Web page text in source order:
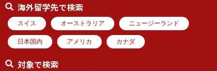
海外留学先で検索
スイス オーストラリア ニュージーランド
日本国内 アメリカ カナダ
対象で検索